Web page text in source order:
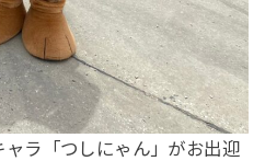
ラ「つしにゃん」がお出迎